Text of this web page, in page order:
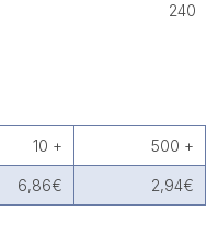
240
10 + 500 +
6,86€ 2,94€